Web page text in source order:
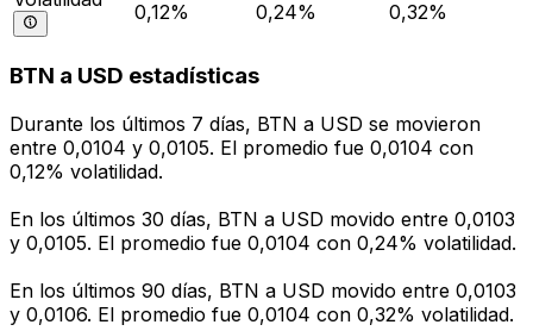
0,12% 0,24% 0,32%
BTN a USD estadísticas
Durante los últimos 7 días, BTN a USD se movieron
entre 0,0104 y 0,0105. El promedio fue 0,0104 con
0,12% volatilidad.
En los últimos 30 días, BTN a USD movido entre 0,0103
y 0,0105. El promedio fue 0,0104 con 0,24% volatilidad.
En los últimos 90 días, BTN a USD movido entre 0,0103
y 0,0106. El promedio fue 0,0104 con 0,32% volatilidad.